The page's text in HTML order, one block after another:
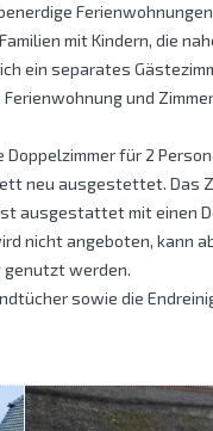
mit Kindern, die
ein separates
und
Doppelzimmer für 2
neu ausgestettet. Das
ausgestattet mit einen
nicht angeboten, kann
werden.
sowie die